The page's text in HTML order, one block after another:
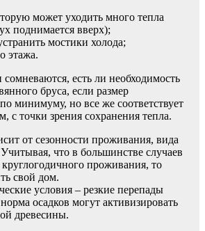
может уходить много тепла
поднимается вверх);
мостики холода;
этажа.
есть ли необходимость
бруса, если размер
минимуму, но все же соответствует
с точки зрения сохранения тепла.
от сезонности проживания, вида
что в большинстве случаев
проживания, то
свой дом.
условия – резкие перепады
осадков могут активизировать
древесины.